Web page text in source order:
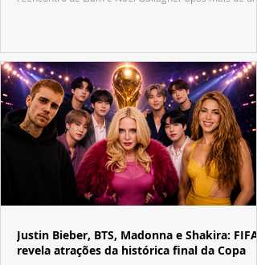
Justin Bieber, BTS, Madonna e Shakira: FIFA
revela atrações da histórica final da Copa